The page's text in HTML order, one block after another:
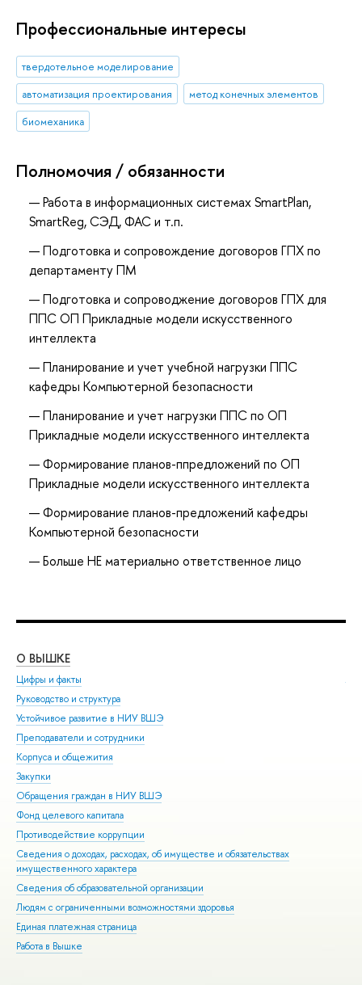
Профессиональные интересы
твердотельное моделирование
автоматизация проектирования
метод конечных элементов
биомеханика
Полномочия / обязанности
Работа в информационных системах SmartPlan,
SmartReg, СЭД, ФАС и т.п.
Подготовка и сопровождение договоров ГПХ по
департаменту ПМ
Подготовка и сопроводжение договоров ГПХ для
ППС ОП Прикладные модели искусственного
интеллекта
Планирование и учет учебной нагрузки ППС
кафедры Компьютерной безопасности
Планирование и учет нагрузки ППС по ОП
Прикладные модели искусственного интеллекта
Формирование планов-ппредложений по ОП
Прикладные модели искусственного интеллекта
Формирование планов-предложений кафедры
Компьютерной безопасности
Больше НЕ материально ответственное лицо
О ВЫШКЕ
Цифры и факты
Руководство и структура
Устойчивое развитие в НИУ ВШЭ
Преподаватели и сотрудники
Корпуса и общежития
Закупки
Обращения граждан в НИУ ВШЭ
Фонд целевого капитала
Противодействие коррупции
Сведения о доходах, расходах, об имуществе и обязательствах
имущественного характера
Сведения об образовательной организации
Людям с ограниченными возможностями здоровья
Единая платежная страница
Работа в Вышке